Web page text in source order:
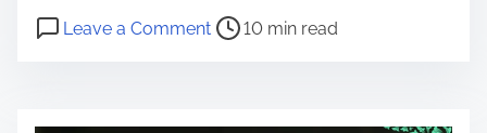
Leave a Commenton Hollow Knight: Estilo Artístico,
Post read time 10 min read